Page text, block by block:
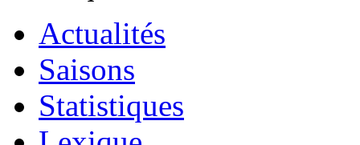
Actualités
Saisons
Statistiques